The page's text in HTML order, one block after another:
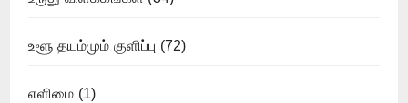
உளூ தயம்மும் குளிப்பு (72)
எளிமை (1)